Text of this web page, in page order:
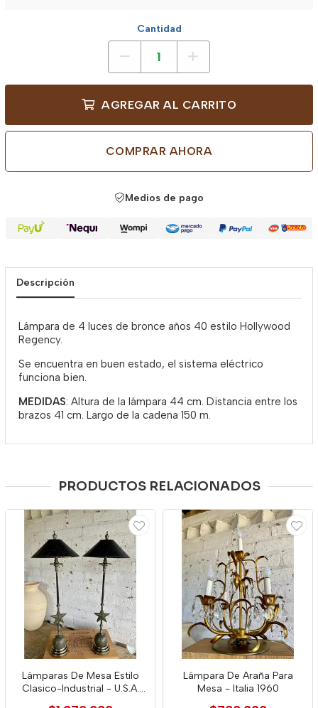
Cantidad
AGREGAR AL CARRITO
COMPRAR AHORA
Medios de pago
Descripción
Lámpara de 4 luces de bronce años 40 estilo Hollywood
Regency.
Se encuentra en buen estado, el sistema eléctrico
funciona bien.
MEDIDAS: Altura de la lámpara 44 cm. Distancia entre los
brazos 41 cm. Largo de la cadena 150 m.
PRODUCTOS RELACIONADOS
Lámparas De Mesa Estilo
Clasico-Industrial - U.S.A.
Lámpara De Araña Para
Mesa - Italia 1960